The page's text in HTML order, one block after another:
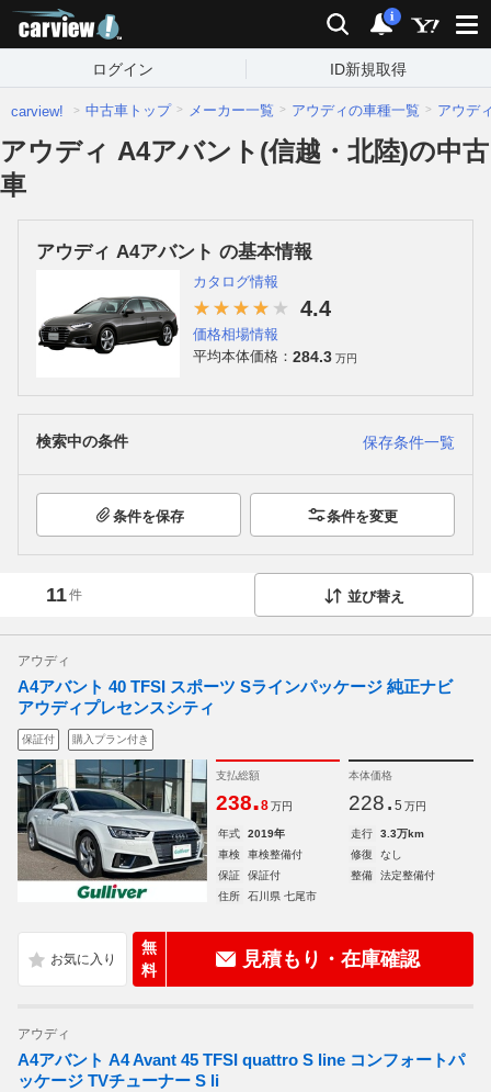
検索 通知
i
ログイン ID新規取得
carview! 中古車トップ メーカー一覧 アウディの車種一覧 アウデ
アウディ A4アバント(信越・北陸)の中古
車
アウディ A4アバント の基本情報
カタログ情報
4.4
価格相場情報
平均本体価格： 284.3 万円
検索中の条件 保存条件一覧
条件を保存 条件を変更
11件 並び替え
アウディ
A4アバント 40 TFSI スポーツ Sラインパッケージ 純正ナビ
アウディプレセンスシティ
保証付 購入プラン付き
支払総額
238.8 万円
本体価格
228. 5 万円
年式 2019年 走行
3.3万km
車検
車検整備付 修復
なし
保証
保証付 整備
法定整備付
住所
石川県 七尾市
無
料
見積もり・在庫確認
アウディ
A4アバント A4 Avant 45 TFSI quattro S line コンフォートパ
ッケージ TVチューナー S li